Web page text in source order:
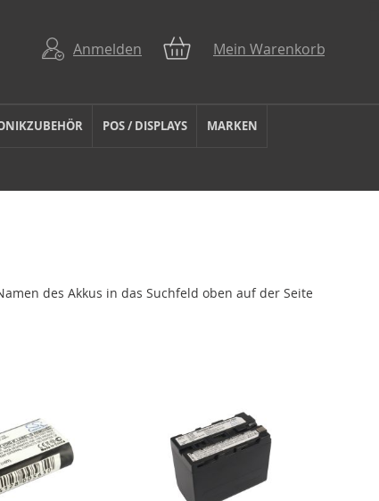
Anmelden Mein Warenkorb
POS / DISPLAYS MARKEN
des Akkus in das Suchfeld oben auf der Seite